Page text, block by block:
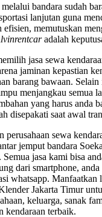
bandara sudah
lanjutan guna
memutuskan
adalah
jasa sewa
jaminan kepastian
barang bawaan.
menjangkau semua
yang harus anda
disepakati saat awal
perusahaan sewa
jemput bandara
jasa kami bisa
dari smartphone,
whatsapp. Manfaatkan
Jakarta Timur
keluarga, sanak
kendaraan terbaik.